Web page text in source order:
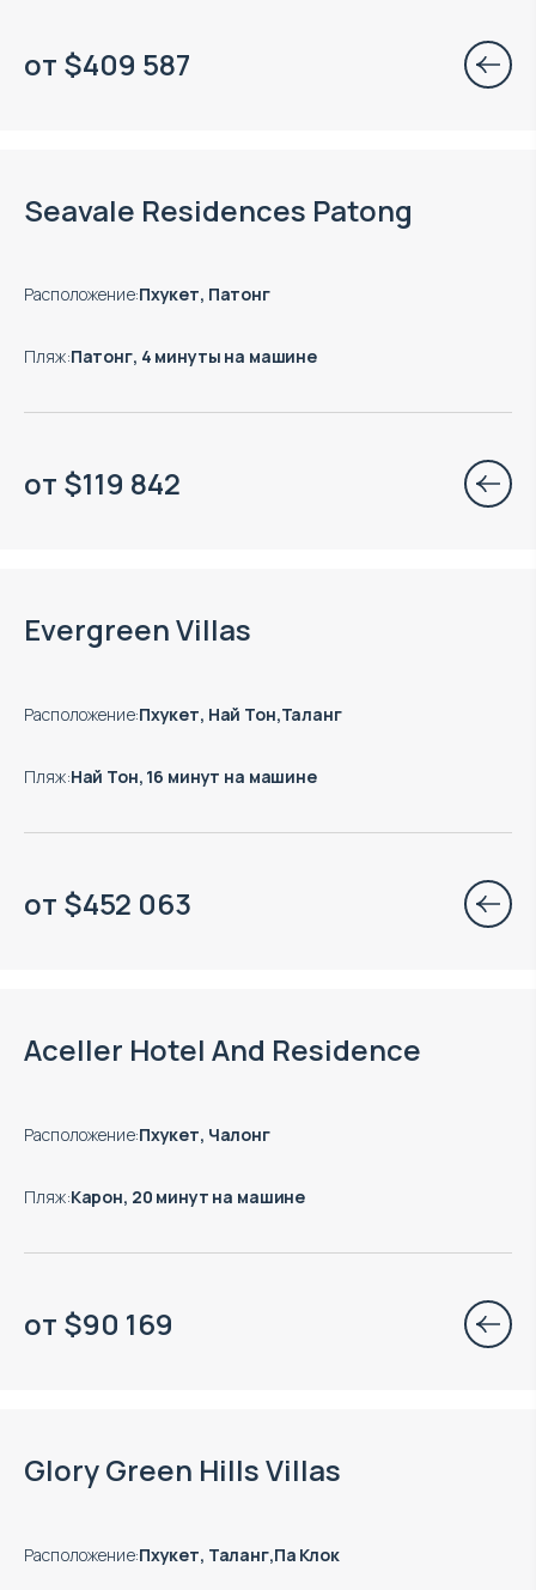
от $409 587
Seavale Residences Patong
Расположение:Пхукет, Патонг
Пляж:Патонг, 4 минуты на машине
от $119 842
Evergreen Villas
Расположение:Пхукет, Най Тон,Таланг
Пляж:Най Тон, 16 минут на машине
от $452 063
Aceller Hotel And Residence
Расположение:Пхукет, Чалонг
Пляж:Карон, 20 минут на машине
от $90 169
Glory Green Hills Villas
Расположение:Пхукет, Таланг,Па Клок